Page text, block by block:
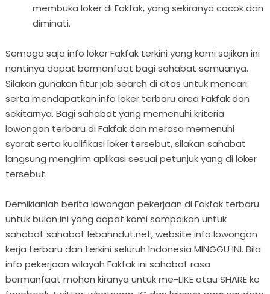
membuka loker di Fakfak, yang sekiranya cocok dan
diminati.
Semoga saja info loker Fakfak terkini yang kami sajikan ini
nantinya dapat bermanfaat bagi sahabat semuanya.
Silakan gunakan fitur job search di atas untuk mencari
serta mendapatkan info loker terbaru area Fakfak dan
sekitarnya. Bagi sahabat yang memenuhi kriteria
lowongan terbaru di Fakfak dan merasa memenuhi
syarat serta kualifikasi loker tersebut, silakan sahabat
langsung mengirim aplikasi sesuai petunjuk yang di loker
tersebut.
Demikianlah berita lowongan pekerjaan di Fakfak terbaru
untuk bulan ini yang dapat kami sampaikan untuk
sahabat sahabat lebahndut.net, website info lowongan
kerja terbaru dan terkini seluruh Indonesia MINGGU INI. Bila
info pekerjaan wilayah Fakfak ini sahabat rasa
bermanfaat mohon kiranya untuk me-LIKE atau SHARE ke